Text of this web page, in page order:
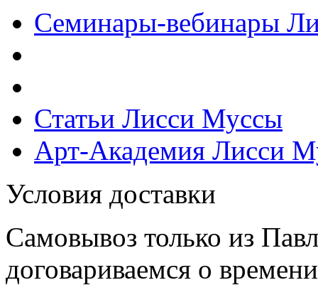
Семинары-вебинары
Статьи Лисси Муссы
Арт-Академия Лисси
Условия доставки
Самовывоз только из
договариваемся о